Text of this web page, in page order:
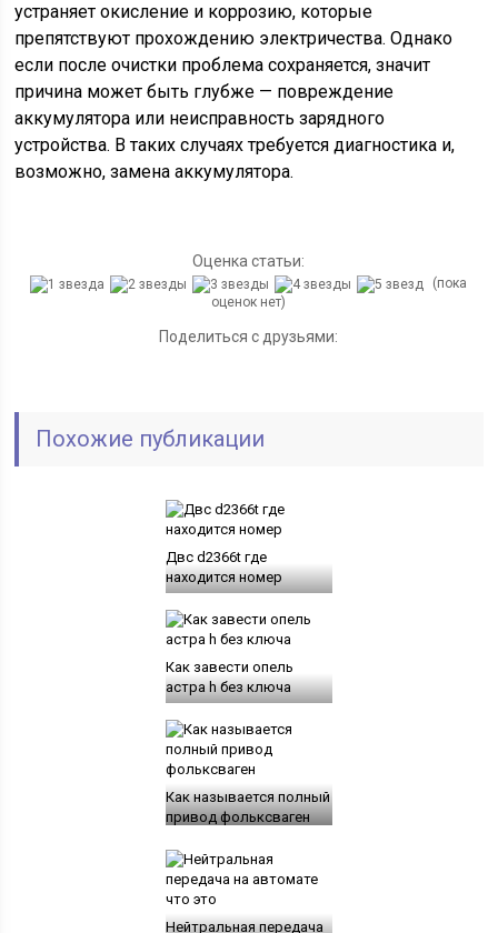
устраняет окисление и коррозию, которые
препятствуют прохождению электричества. Однако
если после очистки проблема сохраняется, значит
причина может быть глубже — повреждение
аккумулятора или неисправность зарядного
устройства. В таких случаях требуется диагностика и,
возможно, замена аккумулятора.
Оценка статьи:
(пока
оценок нет)
Поделиться с друзьями:
Похожие публикации
Двс d2366t где
находится номер
Как завести опель
астра h без ключа
Как называется полный
привод фольксваген
Нейтральная передача